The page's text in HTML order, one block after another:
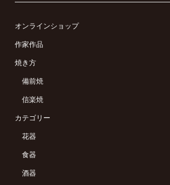
オンラインショップ
作家作品
焼き方
備前焼
信楽焼
カテゴリー
花器
食器
酒器